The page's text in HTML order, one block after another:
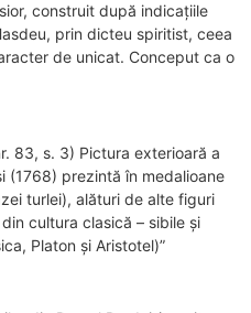
construit după indicațiile
prin dicteu spiritist, ceea
de unicat. Conceput ca o
83, s. 3) Pictura exterioară a
(1768) prezintă în medalioane
turlei), alături de alte figuri
cultura clasică – sibile şi
Platon şi Aristotel)”